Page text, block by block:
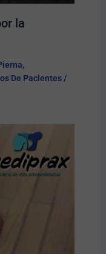
la
,
De Pacientes/